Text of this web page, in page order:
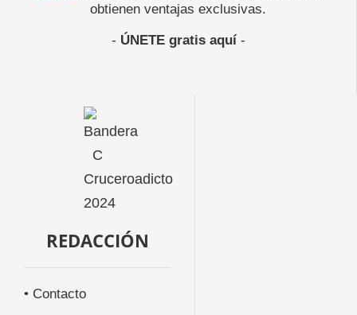
obtienen ventajas exclusivas.
- ÚNETE gratis aquí-
REDACCIÓN
• Contacto